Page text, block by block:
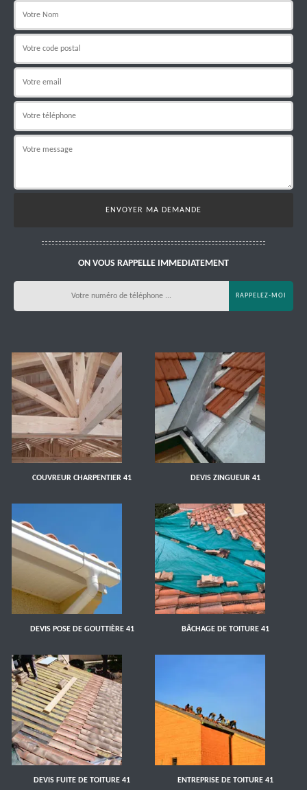
ON VOUS RAPPELLE IMMEDIATEMENT
COUVREUR CHARPENTIER 41 DEVIS ZINGUEUR 41
DEVIS POSE DE GOUTTIÈRE 41 BÂCHAGE DE TOITURE 41
DEVIS FUITE DE TOITURE 41 ENTREPRISE DE TOITURE 41